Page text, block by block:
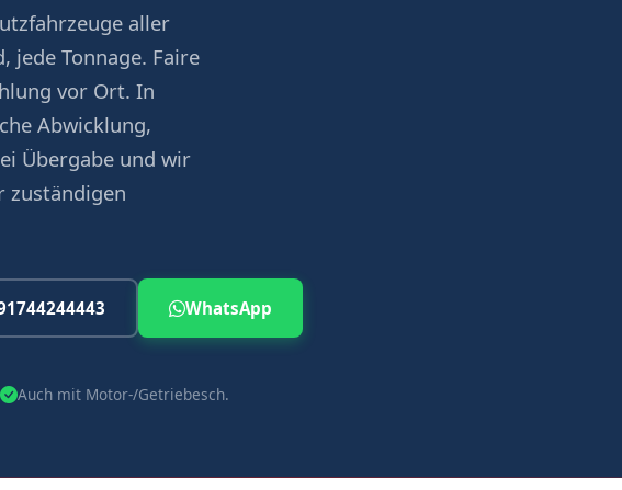
aller
Tonnage. Faire
vor Ort. In
Abwicklung,
Übergabe und wir
zuständigen
WhatsApp
Auch mit Motor-/Getriebesch.